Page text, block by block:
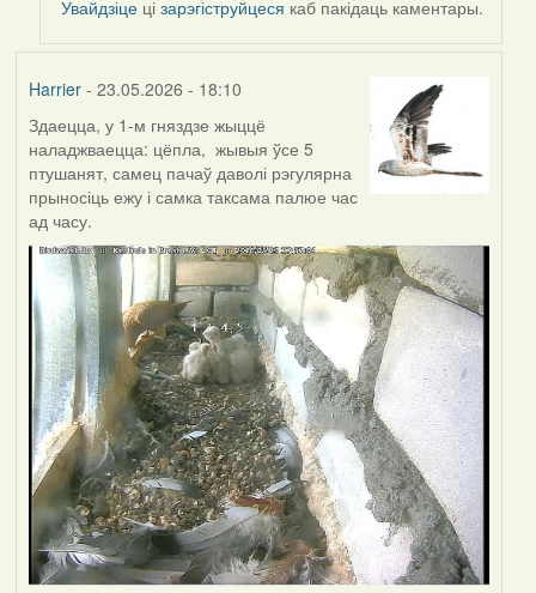
Юлія
С.К.
Увайдзіце цізарэгіструйцеся каб пакідаць каментары.
Harrier- 23.05.2026 - 18:10
Здаецца, у 1-м гняздзе жыццё
наладжваецца: цёпла, жывыя ўсе 5
птушанят, самец пачаў даволі рэгулярна
прыносіць ежу і самка таксама палюе час
ад часу.